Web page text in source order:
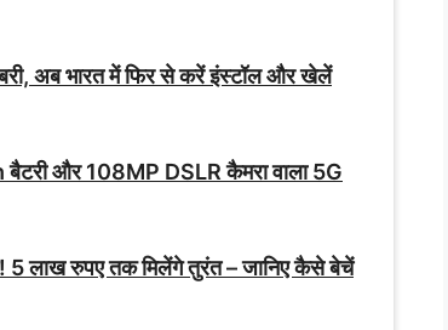
अब भारत में फिर से करें इंस्टॉल और खेलें
और 108MP DSLR कैमरा वाला 5G
5 लाख रुपए तक मिलेंगे तुरंत – जानिए कैसे बेचें